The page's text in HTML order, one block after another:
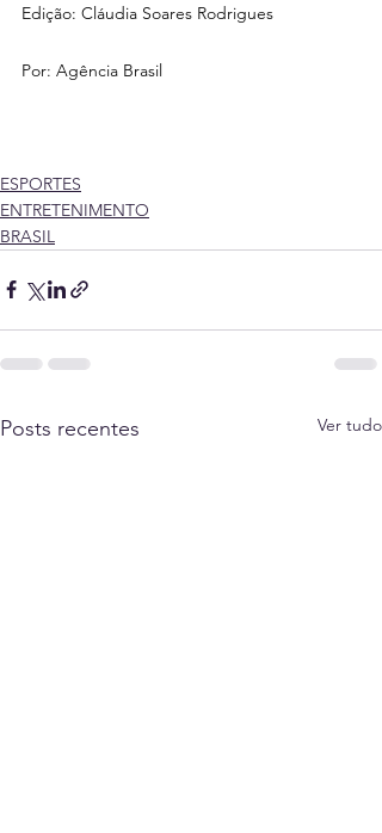
Edição: Cláudia Soares Rodrigues
Por: Agência Brasil
ESPORTES
ENTRETENIMENTO
BRASIL
Posts recentes Ver tudo